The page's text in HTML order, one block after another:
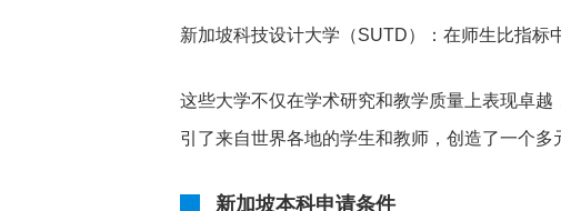
新加坡科技设计大学（SUTD）：在师生比指标
这些大学不仅在学术研究和教学质量上表现卓
引了来自世界各地的学生和教师，创造了一个多
新加坡本科申请条件